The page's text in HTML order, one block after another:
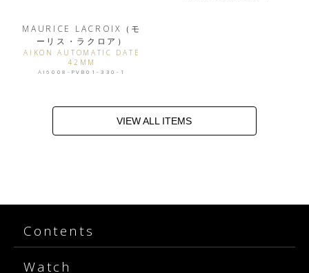
MAURICE LACROIX（モ
ーリス・ラクロア）
AIKON AUTOMATIC DATE
42MM
AI6008-PVB01-330-1
VIEW ALL ITEMS
Contents
Watch